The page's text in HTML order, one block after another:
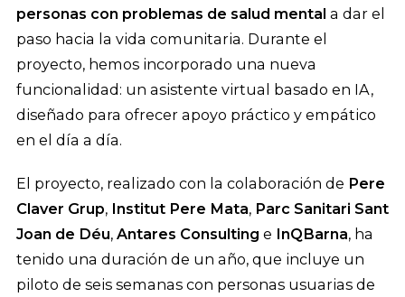
personas con problemas de salud mental a dar el
paso hacia la vida comunitaria. Durante el
proyecto, hemos incorporado una nueva
funcionalidad: un asistente virtual basado en IA,
diseñado para ofrecer apoyo práctico y empático
en el día a día.
El proyecto, realizado con la colaboración de Pere
Claver Grup, Institut Pere Mata, Parc Sanitari Sant
Joan de Déu, Antares Consulting e InQBarna, ha
tenido una duración de un año, que incluye un
piloto de seis semanas con personas usuarias de